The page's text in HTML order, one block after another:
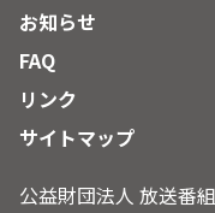
お知らせ
FAQ
リンク
サイトマップ
公益財団法人 放送番